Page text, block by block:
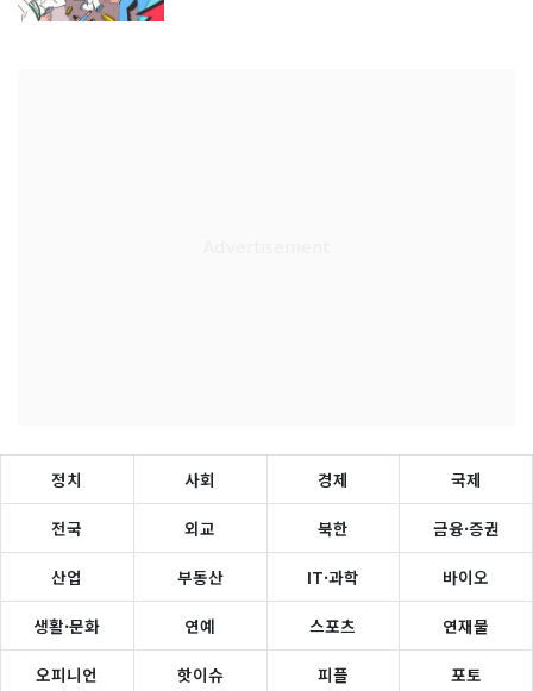
정치 사회 경제 국제
전국 외교 북한 금융·증권
산업 부동산 IT·과학 바이오
생활·문화 연예 스포츠 연재물
오피니언 핫이슈 피플 포토